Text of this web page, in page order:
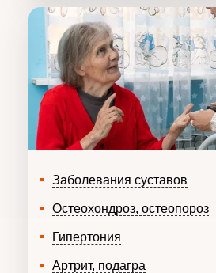
Заболевания суставов
Остеохондроз, остеопороз
Гипертония
Артрит, подагра